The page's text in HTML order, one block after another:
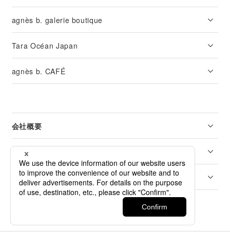
agnès b. galerie boutique
Tara Océan Japan
agnès b. CAFÉ
会社概要
リーガル
カスタマーサービス